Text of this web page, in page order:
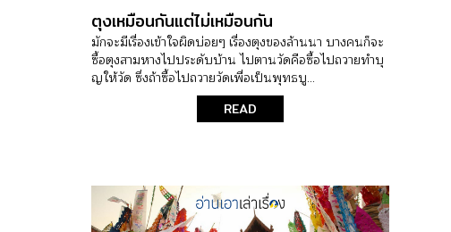
ตุงเหมือนกันแต่ไม่เหมือนกัน
มักจะมีเรื่องเข้าใจผิดบ่อยๆ เรื่องตุงของล้านนา บางคนก็จะ
ซื้อตุงสามหางไปประดับบ้าน ไปตานวัดคือซื้อไปถวายทำบุ
ญให้วัด ซึ่งถ้าซื้อไปถวายวัดเพื่อเป็นพุทธบู...
READ